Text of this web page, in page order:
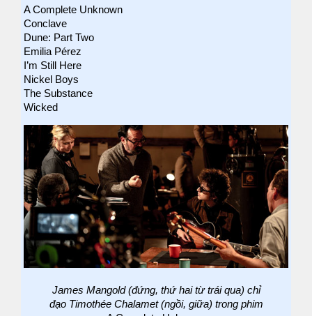
A Complete Unknown
Conclave
Dune: Part Two
Emilia Pérez
I’m Still Here
Nickel Boys
The Substance
Wicked
James Mangold (đứng, thứ hai từ trái qua) chỉ
đạo Timothée Chalamet (ngồi, giữa) trong phim